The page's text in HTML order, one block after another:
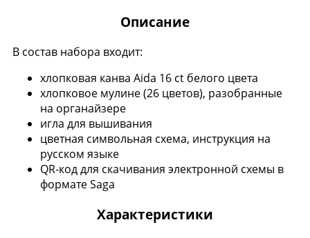
Описание
В состав набора входит:
хлопковая канва Aida 16 ct белого цвета
хлопковое мулине (26 цветов), разобранные
на органайзере
игла для вышивания
цветная символьная схема, инструкция на
русском языке
QR-код для скачивания электронной схемы в
формате Saga
Характеристики